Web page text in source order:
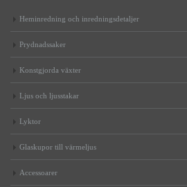
Heminredning och inredningsdetaljer
Prydnadssaker
Konstgjorda växter
Ljus och ljusstakar
Lyktor
Glaskupor till värmeljus
Accessoarer